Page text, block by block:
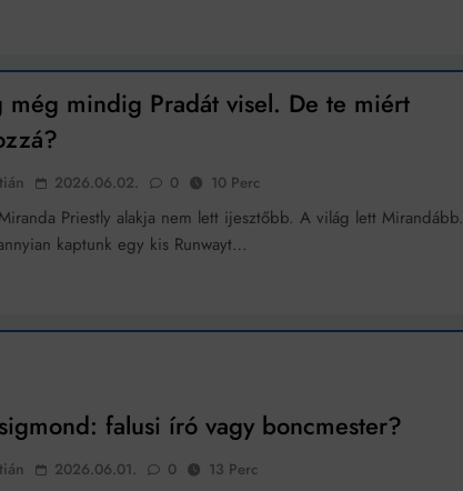
mindig Pradát visel. De te miért
2026.06.02. 0 10 Perc
Priestly alakja nem lett ijesztőbb. A világ lett Mirandább.
kaptunk egy kis Runwayt…
falusi író vagy boncmester?
2026.06.01. 0 13 Perc